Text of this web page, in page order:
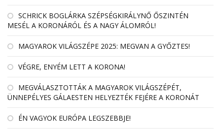
SCHRICK BOGLÁRKA SZÉPSÉGKIRÁLYNŐ ŐSZINTÉN
MESÉL A KORONÁRÓL ÉS A NAGY ÁLOMRÓL!
MAGYAROK VILÁGSZÉPE 2025: MEGVAN A GYŐZTES!
VÉGRE, ENYÉM LETT A KORONA!
MEGVÁLASZTOTTÁK A MAGYAROK VILÁGSZÉPÉT,
ÜNNEPÉLYES GÁLAESTEN HELYEZTÉK FEJÉRE A KORONÁT
ÉN VAGYOK EURÓPA LEGSZEBBJE!